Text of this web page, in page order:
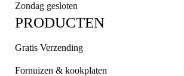
Zondag gesloten
PRODUCTEN
Gratis Verzending
Fornuizen & kookplaten